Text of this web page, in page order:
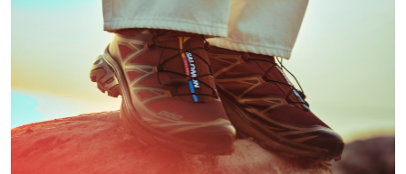
#GH 銘品の所以 #フイナムのYouTube
#Commune H #FOCUS IT #AH.H
#ととけん #FASHION #MUSIC #MOVIE
#LIFESTYLE #SNEAKER #OUTDOOR
#SPORTS #HANDSOME HANDBOOK